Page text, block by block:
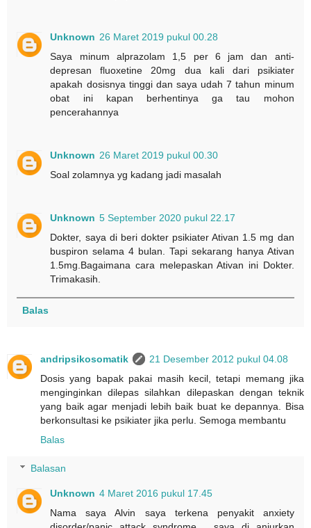
Unknown 26 Maret 2019 pukul 00.28
Saya minum alprazolam 1,5 per 6 jam dan anti-
depresan fluoxetine 20mg dua kali dari psikiater
apakah dosisnya tinggi dan saya udah 7 tahun minum
obat ini kapan berhentinya ga tau mohon
pencerahannya
Unknown 26 Maret 2019 pukul 00.30
Soal zolamnya yg kadang jadi masalah
Unknown 5 September 2020 pukul 22.17
Dokter, saya di beri dokter psikiater Ativan 1.5 mg dan
buspiron selama 4 bulan. Tapi sekarang hanya Ativan
1.5mg.Bagaimana cara melepaskan Ativan ini Dokter.
Trimakasih.
Balas
andripsikosomatik
21 Desember 2012 pukul 04.08
Dosis yang bapak pakai masih kecil, tetapi memang jika
menginginkan dilepas silahkan dilepaskan dengan teknik
yang baik agar menjadi lebih baik buat ke depannya. Bisa
berkonsultasi ke psikiater jika perlu. Semoga membantu
Balas
Balasan
Unknown 4 Maret 2016 pukul 17.45
Nama saya Alvin saya terkena penyakit anxiety